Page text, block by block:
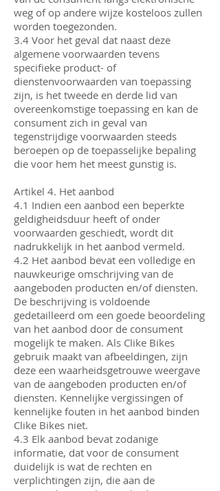
weg of op andere wijze kosteloos zullen
worden toegezonden.
3.4 Voor het geval dat naast deze
algemene voorwaarden tevens
specifieke product- of
dienstenvoorwaarden van toepassing
zijn, is het tweede en derde lid van
overeenkomstige toepassing en kan de
consument zich in geval van
tegenstrijdige voorwaarden steeds
beroepen op de toepasselijke bepaling
die voor hem het meest gunstig is.
Artikel 4. Het aanbod
4.1 Indien een aanbod een beperkte
geldigheidsduur heeft of onder
voorwaarden geschiedt, wordt dit
nadrukkelijk in het aanbod vermeld.
4.2 Het aanbod bevat een volledige en
nauwkeurige omschrijving van de
aangeboden producten en/of diensten.
De beschrijving is voldoende
gedetailleerd om een goede beoordeling
van het aanbod door de consument
mogelijk te maken. Als Clike Bikes
gebruik maakt van afbeeldingen, zijn
deze een waarheidsgetrouwe weergave
van de aangeboden producten en/of
diensten. Kennelijke vergissingen of
kennelijke fouten in het aanbod binden
Clike Bikes niet.
4.3 Elk aanbod bevat zodanige
informatie, dat voor de consument
duidelijk is wat de rechten en
verplichtingen zijn, die aan de